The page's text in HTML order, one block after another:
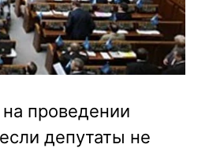
проведении
депутаты не